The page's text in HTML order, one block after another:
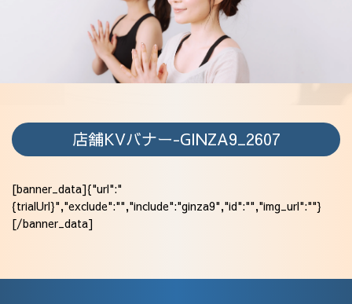
店舗KVバナー-GINZA9_2607
[banner_data]{"url":"
{trialUrl}","exclude":"","include":"ginza9","id":"","img_url":""}
[/banner_data]